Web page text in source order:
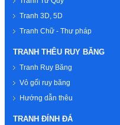
Tranh 3D, 5D
Tranh Chữ - Thư pháp
TRANH THÊU RUY BĂNG
Tranh Ruy Băng
Vỏ gối ruy băng
Hướng dẫn thêu
TRANH ĐÍNH ĐÁ